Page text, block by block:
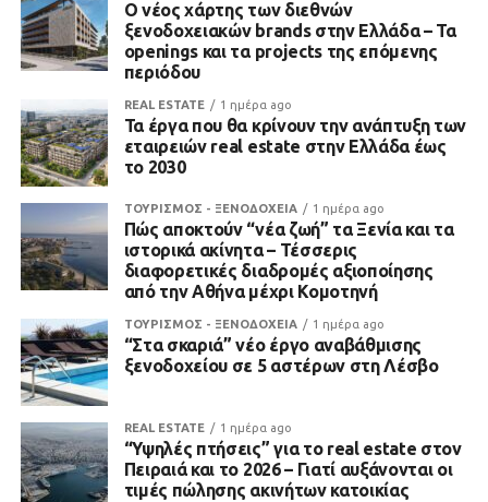
Ο νέος χάρτης των διεθνών
ξενοδοχειακών brands στην Ελλάδα – Τα
openings και τα projects της επόμενης
περιόδου
REAL ESTATE 1 ημέρα ago
Τα έργα που θα κρίνουν την ανάπτυξη των
εταιρειών real estate στην Ελλάδα έως
το 2030
ΤΟΥΡΙΣΜΟΣ - ΞΕΝΟΔΟΧΕΙΑ 1 ημέρα ago
Πώς αποκτούν “νέα ζωή” τα Ξενία και τα
ιστορικά ακίνητα – Τέσσερις
διαφορετικές διαδρομές αξιοποίησης
από την Αθήνα μέχρι Κομοτηνή
ΤΟΥΡΙΣΜΟΣ - ΞΕΝΟΔΟΧΕΙΑ 1 ημέρα ago
“Στα σκαριά” νέο έργο αναβάθμισης
ξενοδοχείου σε 5 αστέρων στη Λέσβο
REAL ESTATE 1 ημέρα ago
“Υψηλές πτήσεις” για το real estate στον
Πειραιά και το 2026 – Γιατί αυξάνονται οι
τιμές πώλησης ακινήτων κατοικίας